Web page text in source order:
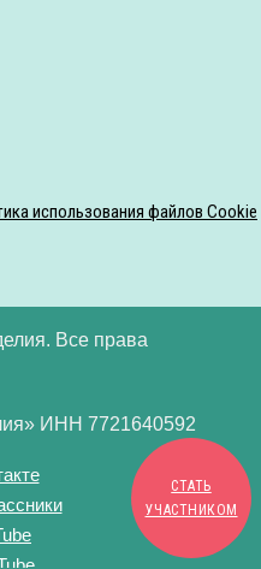
СТАТЬ
УЧАСТНИКОМ
использования файлов Cookie
Все права
ИНН 7721640592